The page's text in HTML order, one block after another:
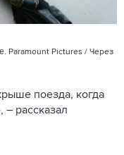
Paramount Pictures / Через
поезда, когда
– рассказал